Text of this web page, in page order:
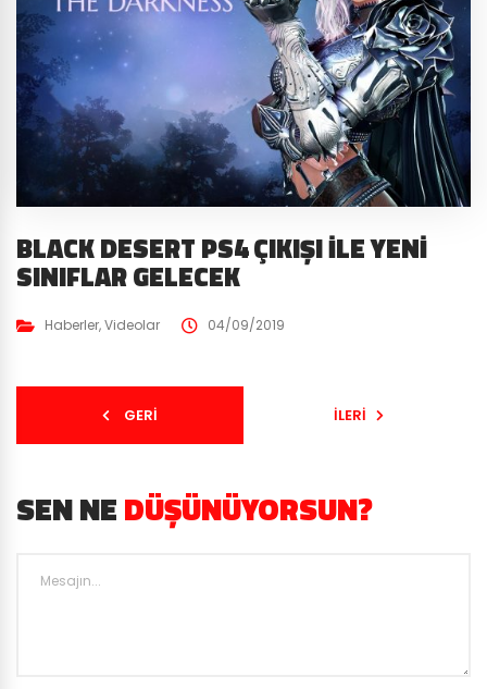
BLACK DESERT PS4 ÇIKIŞI İLE YENI
SINIFLAR GELECEK
Haberler,Videolar 04/09/2019
GERI İLERI
SEN NEDÜŞÜNÜYORSUN?